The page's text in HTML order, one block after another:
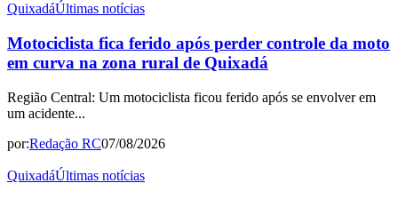
QuixadáÚltimas notícias
Motociclista fica ferido após perder controle da moto
em curva na zona rural de Quixadá
Região Central: Um motociclista ficou ferido após se envolver em
um acidente...
por:Redação RC07/08/2026
QuixadáÚltimas notícias